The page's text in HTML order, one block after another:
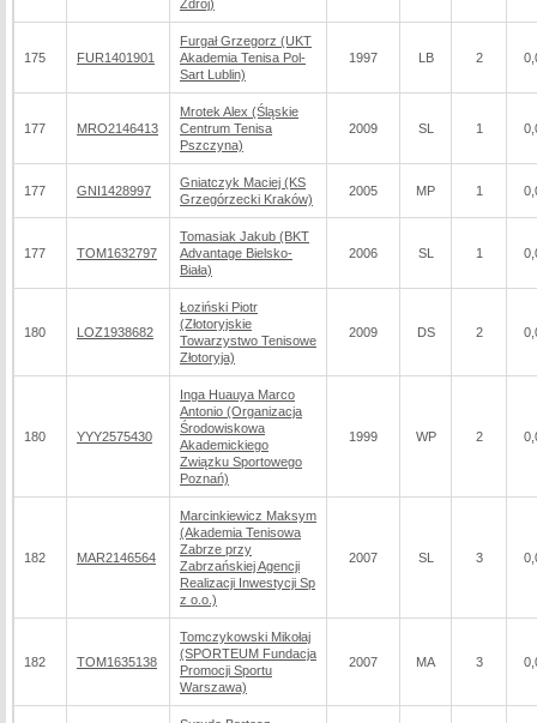
Zdrój)
175 FUR1401901
Furgał Grzegorz (UKT
Akademia Tenisa Pol-
Sart Lublin)
1997 LB 2
177 MRO2146413
Mrotek Alex (Śląskie
Centrum Tenisa
Pszczyna)
2009 SL 1
177 GNI1428997
Gniatczyk Maciej (KS
Grzegórzecki Kraków)
2005 MP 1
177 TOM1632797
Tomasiak Jakub (BKT
Advantage Bielsko-
Biała)
2006 SL 1
180 LOZ1938682
Łoziński Piotr
(Złotoryjskie
Towarzystwo Tenisowe
Złotoryja)
2009 DS 2
180 YYY2575430
Inga Huauya Marco
Antonio (Organizacja
Środowiskowa
Akademickiego
Związku Sportowego
Poznań)
1999 WP 2
182 MAR2146564
Marcinkiewicz Maksym
(Akademia Tenisowa
Zabrze przy
Zabrzańskiej Agencji
Realizacji Inwestycji Sp
z o.o.)
2007 SL 3
182 TOM1635138
Tomczykowski Mikołaj
(SPORTEUM Fundacja
Promocji Sportu
Warszawa)
2007 MA 3